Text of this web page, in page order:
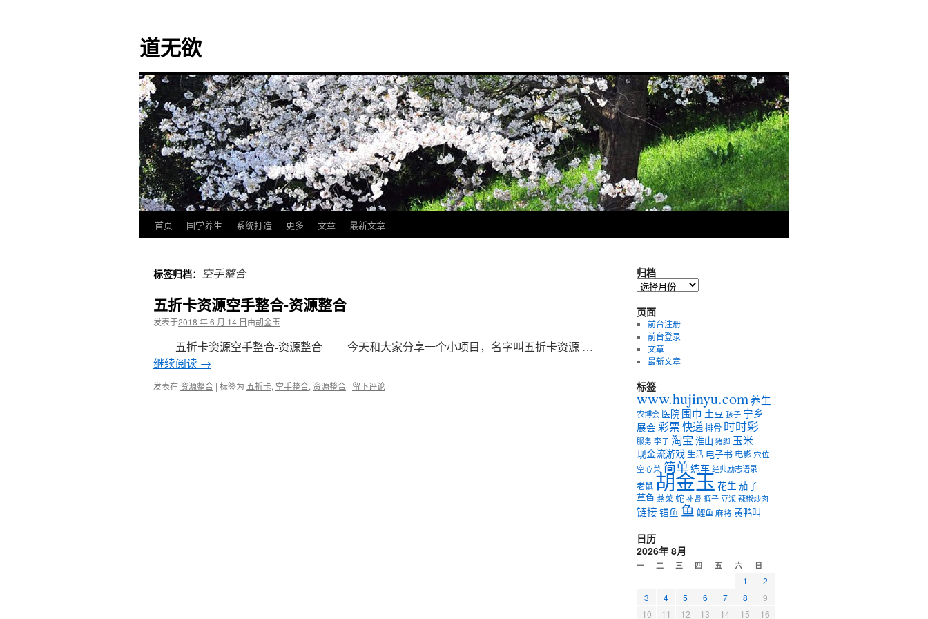
道无欲
正
首页 国学养生 系统打造 更多 文章 最新文章
标签归档： 空手整合
五折卡资源空手整合-资源整合
发表于2018 年 6 月 14 日由胡金玉
五折卡资源空手整合-资源整合 今天和大家分享一个小项目，名字叫五折卡资源 …
继续阅读 →
发表在资源整合 | 标签为 五折卡, 空手整合, 资源整合 | 留下评论
归档
归
页面
前台注册
前台登录
文章
最新文章
标签
www.hujinyu.com养生
农博会 医院 围巾 土豆 孩子 宁乡
展会 彩票 快递排骨 时时彩
服务 李子 淘宝 淮山 猪脚 玉米
现金流游戏 生活 电子书 电影 穴位
空心菜 简单 练车 经典励志语录
老鼠 胡金玉花生 茄子
草鱼 蒸菜 蛇 补肾 裤子 豆浆 辣椒炒肉
链接锚鱼 鱼 鲤鱼 麻将 黄鸭叫
日历
2026年 8月
一 二 三 四 五 六 日
1
2
3
4 5 6 7 8
9
10
11 12 13 14 15 16